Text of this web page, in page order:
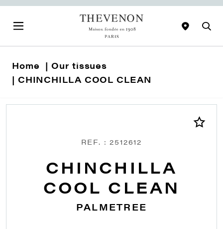
Home
Our tissues
CHINCHILLA COOL CLEAN
REF. : 2512612
CHINCHILLA
COOL CLEAN
PALMETREE